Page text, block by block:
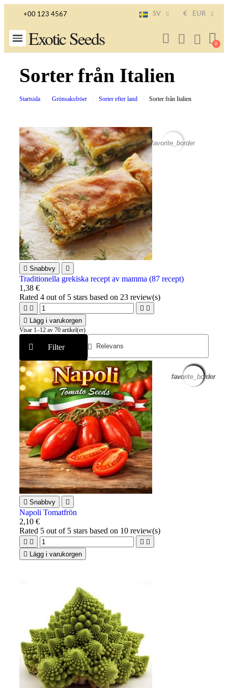
+00 123 4567 SV € EUR
Exotic Seeds
Sorter från Italien
Startsida Grönsaksfröer Sorter efter land Sorter från Italien
favorite_border
 Snabbvy 
Traditionella grekiska recept av mamma (87 recept)
1,38 €
Rated4 out of 5 stars based on 23 review(s)
   
 Lägg i varukorgen
Filter
Visar 1–12 av 70 artikel(er)
favorite_border
 Snabbvy 
Napoli Tomatfrön
2,10 €
Rated 5 out of 5 stars based on 10 review(s)
   
 Lägg i varukorgen
favorite_border
favorite_border
favorite_border
favorite_border
favorite_border
favorite_border
favorite_border
favorite_border
favorite_border
favorite_border
favorite_border